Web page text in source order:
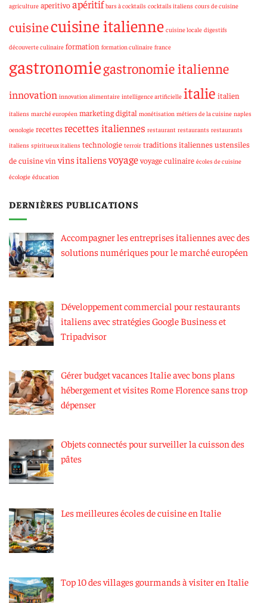
agriculture aperitivoapéritif bars à cocktails cocktails italiens cours de cuisine
cuisinecuisine italienne cuisine locale digestifs
découverte culinaire formation formation culinaire france
gastronomiegastronomie italienne
innovation innovation alimentaire intelligence artificielle italie italien
italiens marché européen marketing digital monétisation métiers de la cuisine naples
oenologie recettesrecettes italiennes restaurant restaurants restaurants
italiens spiritueux italiens technologie terroir traditions italiennesustensiles
de cuisinevin vins italiensvoyagevoyage culinaire écoles de cuisine
écologie éducation
DERNIÈRES PUBLICATIONS
Accompagner les entreprises italiennes avec des
solutions numériques pour le marché européen
Développement commercial pour restaurants
italiens avec stratégies Google Business et
Tripadvisor
Gérer budget vacances Italie avec bons plans
hébergement et visites Rome Florence sans trop
dépenser
Objets connectés pour surveiller la cuisson des
pâtes
Les meilleures écoles de cuisine en Italie
Top 10 des villages gourmands à visiter en Italie